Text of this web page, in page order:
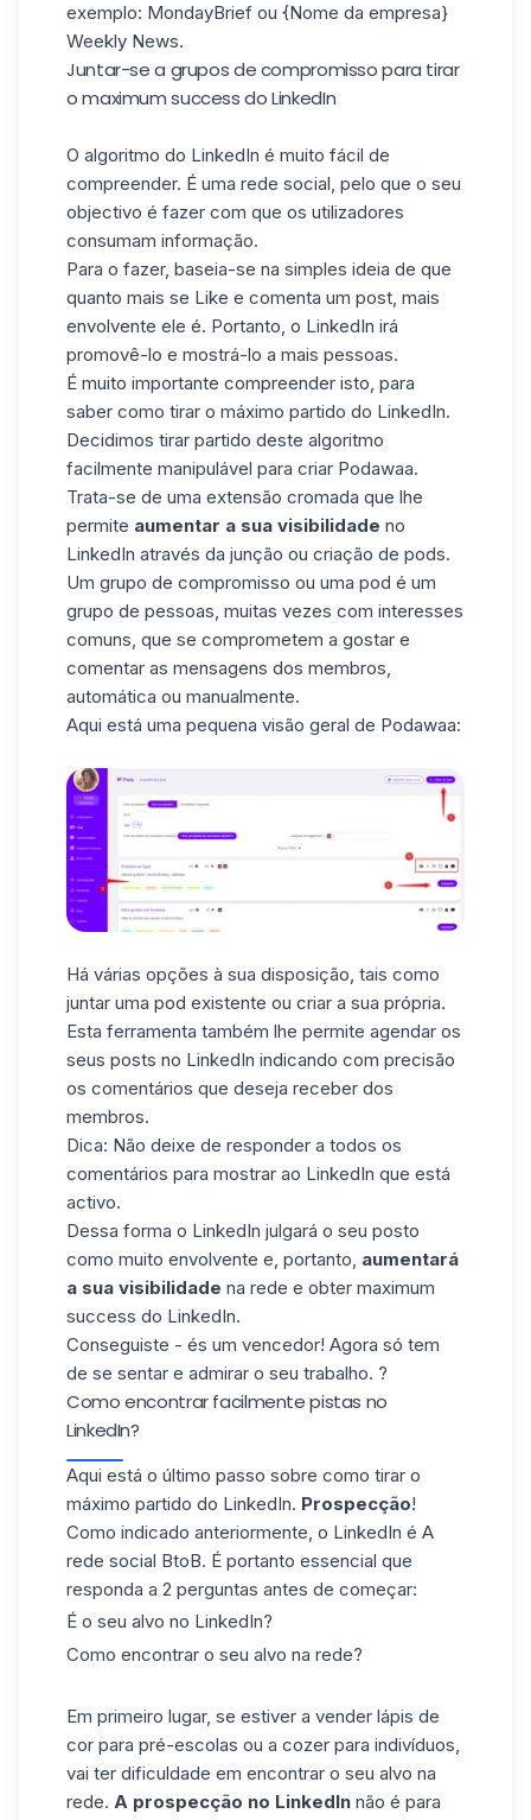
exemplo: MondayBrief ou {Nome da empresa}
Weekly News.
Juntar-se a grupos de compromisso para tirar
o maximum success do LinkedIn
O algoritmo do LinkedIn é muito fácil de
compreender. É uma rede social, pelo que o seu
objectivo é fazer com que os utilizadores
consumam informação.
Para o fazer, baseia-se na simples ideia de que
quanto mais se Like e comenta um post, mais
envolvente ele é. Portanto, o LinkedIn irá
promovê-lo e mostrá-lo a mais pessoas.
É muito importante compreender isto, para
saber como tirar o máximo partido do LinkedIn.
Decidimos tirar partido deste algoritmo
facilmente manipulável para criar Podawaa.
Trata-se de uma extensão cromada que lhe
permite aumentar a sua visibilidade no
LinkedIn através da junção ou criação de pods.
Um grupo de compromisso ou uma pod é um
grupo de pessoas, muitas vezes com interesses
comuns, que se comprometem a gostar e
comentar as mensagens dos membros,
automática ou manualmente.
Aqui está uma pequena visão geral de Podawaa:
Há várias opções à sua disposição, tais como
juntar uma pod existente ou criar a sua própria.
Esta ferramenta também lhe permite agendar os
seus posts no LinkedIn indicando com precisão
os comentários que deseja receber dos
membros.
Dica: Não deixe de responder a todos os
comentários para mostrar ao LinkedIn que está
activo.
Dessa forma o LinkedIn julgará o seu posto
como muito envolvente e, portanto, aumentará
a sua visibilidade na rede e obter maximum
success do LinkedIn.
Conseguiste - és um vencedor! Agora só tem
de se sentar e admirar o seu trabalho. ?
Como encontrar facilmente pistas no
LinkedIn?
Aqui está o último passo sobre como tirar o
máximo partido do LinkedIn. Prospecção!
Como indicado anteriormente, o LinkedIn é A
rede social BtoB. É portanto essencial que
responda a 2 perguntas antes de começar:
É o seu alvo no LinkedIn?
Como encontrar o seu alvo na rede?
Em primeiro lugar, se estiver a vender lápis de
cor para pré-escolas ou a cozer para indivíduos,
vai ter dificuldade em encontrar o seu alvo na
rede. A prospecção no LinkedIn não é para